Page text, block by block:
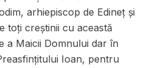
arhiepiscop de Edineț și
toți creștinii cu această
a Maicii Domnului dar în
Ioan, pentru